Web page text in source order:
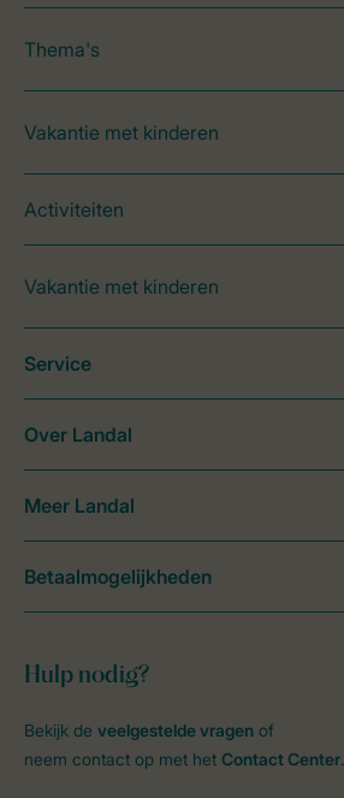
Thema's
Vakantie met kinderen
Activiteiten
Vakantie met kinderen
Hulp nodig?
Bekijk de veelgestelde vragen of
neem contact op met het Contact Center.
Service
Over Landal
Meer Landal
Betaalmogelijkheden